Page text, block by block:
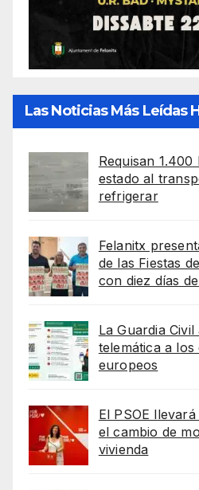
Las Noticias Más Leídas
Requisan
estado al
refrigerar
Felanitx
de las Fiestas
con diez días
La Guardia
telemática a los
europeos
El PSOE
el cambio de
vivienda